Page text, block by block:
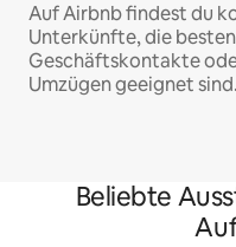
Auf Airbnb findest du
Unterkünfte, die
Geschäftskontakte
Umzügen geeignet sind.
Beliebte